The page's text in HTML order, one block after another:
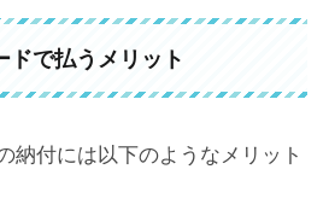
ドで払うメリット
納付には以下のようなメリット